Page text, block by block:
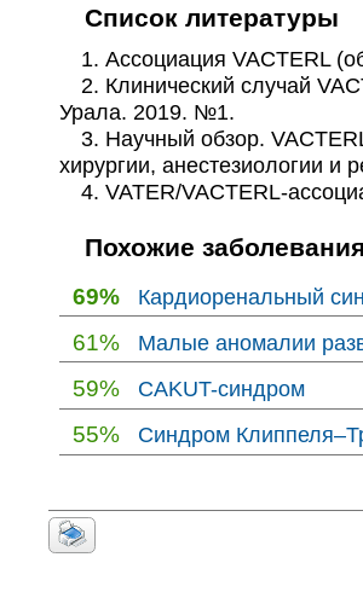
Список литературы
1. Ассоциация VACTERL
2. Клинический случай
Урала. 2019. №1.
3. Научный обзор.
хирургии, анестезиологии
4. VATER/VACTERL-
Похожие заболевания
69% Кардиоренальный
61% Малые аномалии
59% CAKUT-синдром
55% Синдром